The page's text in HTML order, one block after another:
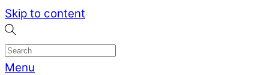
Skip to content
Menu